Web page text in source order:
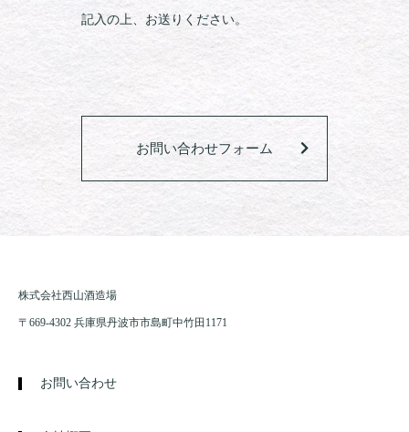
記入の上、お送りください。
お問い合わせフォーム
株式会社西山酒造場
〒669-4302 兵庫県丹波市市島町中竹田1171
お問い合わせ